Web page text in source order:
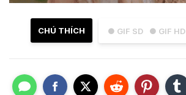
● GIF SD ● GIF HD
CHÚ THÍCH